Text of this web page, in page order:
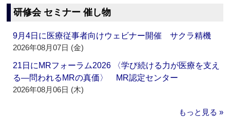
研修会 セミナー 催し物
9月4日に医療従事者向けウェビナー開催 サクラ精機
2026年08月07日 (金)
21日にMRフォーラム2026 〈学び続ける力が医療を支え
る―問われるMRの真価〉 MR認定センター
2026年08月06日 (木)
もっと見る »